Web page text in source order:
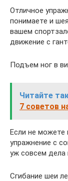
Отличное
понимаете и
вашем
движение с
Подъем ног в
Читайте
7 советов
Если не можете
упражнение с
уж совсем дела
Сгибание шеи